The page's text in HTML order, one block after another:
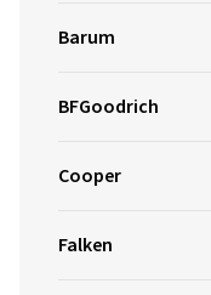
Barum
BFGoodrich
Cooper
Falken